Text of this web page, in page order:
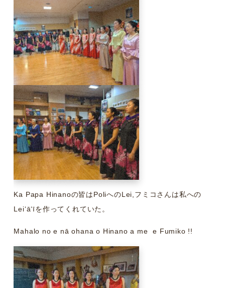
Ka Papa Hinanoの皆はPoliへのLei,フミコさんは私への
Leiʻāʻīを作ってくれていた。
Mahalo no e nā ohana o Hinano a me e Fumiko !!